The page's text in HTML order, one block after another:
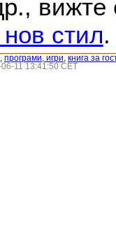
стил.
програми, игри книга за
11 13:41:50 CET